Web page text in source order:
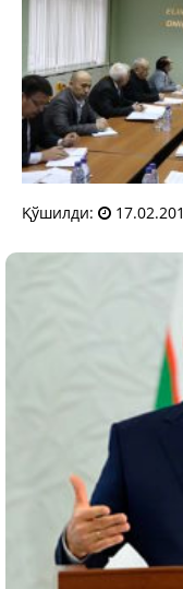
Қўшилди: